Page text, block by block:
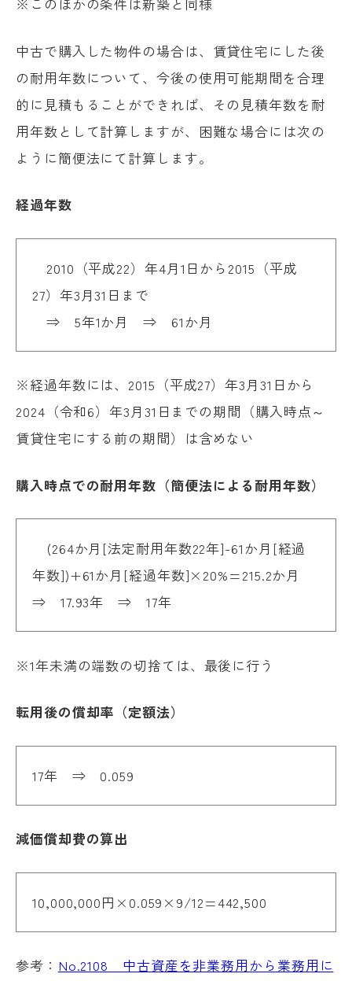
中古で購入した物件の場合は、賃貸住宅にした後
の耐用年数について、今後の使用可能期間を合理
的に見積もることができれば、その見積年数を耐
用年数として計算しますが、困難な場合には次の
ように簡便法にて計算します。
経過年数
2010（平成22）年4月1日から2015（平成
27）年3月31日まで
⇒ 5年1か月 ⇒ 61か月
※経過年数には、2015（平成27）年3月31日から
2024（令和6）年3月31日までの期間（購入時点～
賃貸住宅にする前の期間）は含めない
購入時点での耐用年数（簡便法による耐用年数）
(264か月[法定耐用年数22年]-61か月[経過
年数])+61か月[経過年数]×20%=215.2か月
⇒ 17.93年 ⇒ 17年
※1年未満の端数の切捨ては、最後に行う
転用後の償却率（定額法）
17年 ⇒ 0.059
減価償却費の算出
10,000,000円×0.059×9/12=442,500
参考： No.2108 中古資産を非業務用から業務用に